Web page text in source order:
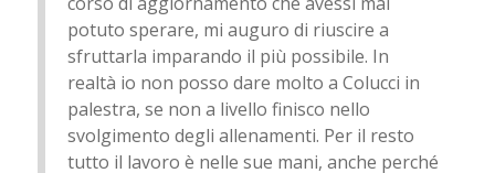
potuto sperare, mi auguro di riuscire a
sfruttarla imparando il più possibile. In
realtà io non posso dare molto a Colucci in
palestra, se non a livello finisco nello
svolgimento degli allenamenti. Per il resto
tutto il lavoro è nelle sue mani, anche perché